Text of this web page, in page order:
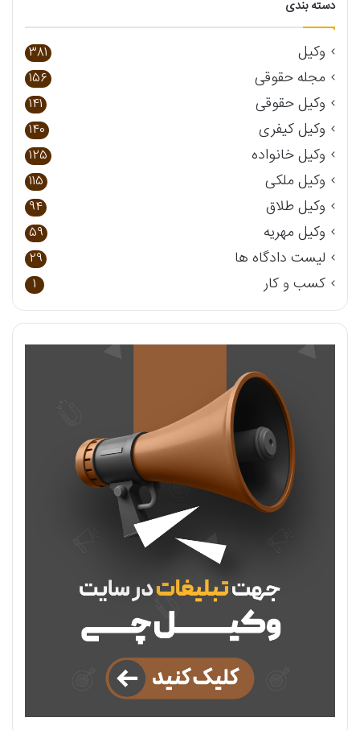
دسته بندی
وکیل 381
مجله حقوقی 156
وکیل حقوقی 141
وکیل کیفری 140
وکیل خانواده 125
وکیل ملکی 115
وکیل طلاق 94
وکیل مهریه 59
لیست دادگاه ها 29
کسب و کار 1